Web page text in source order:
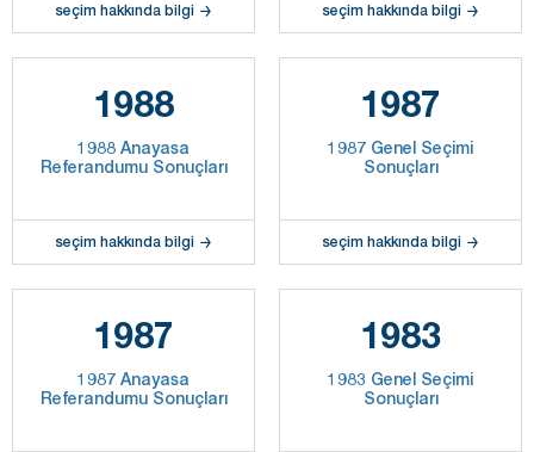
seçim hakkında bilgi seçim hakkında bilgi
1988
1988 Anayasa
Referandumu Sonuçları
seçim hakkında bilgi
1987
1987 Genel Seçimi
Sonuçları
seçim hakkında bilgi
1987
1987 Anayasa
Referandumu Sonuçları
1983
1983 Genel Seçimi
Sonuçları